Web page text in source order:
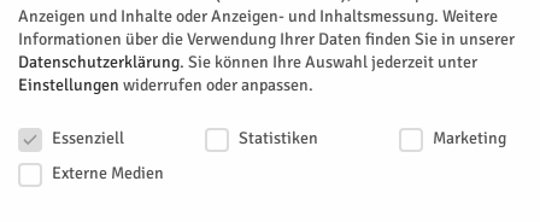
Facebook Twitter
Anzeigen und Inhalte oder Anzeigen- und Inhaltsmessung. Weitere
Informationen über die Verwendung Ihrer Daten finden Sie in unserer
Datenschutzerklärung. Sie können Ihre Auswahl jederzeit unter
Einstellungen widerrufen oder anpassen.
Essenziell
Statistiken
Marketing
Externe Medien